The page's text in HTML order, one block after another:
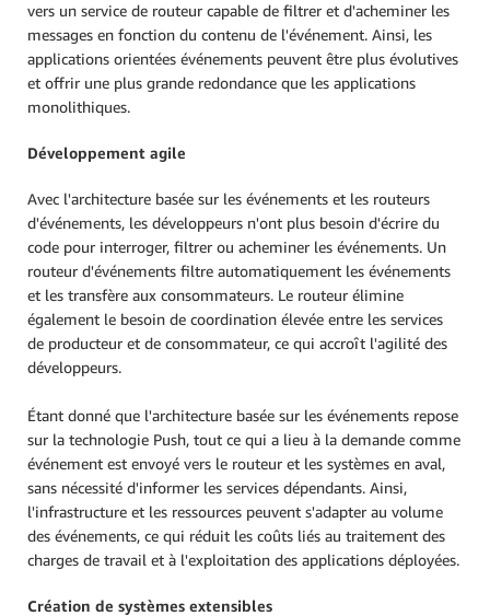
vers un service de routeur capable de filtrer et d'acheminer les
messages en fonction du contenu de l'événement. Ainsi, les
applications orientées événements peuvent être plus évolutives
et offrir une plus grande redondance que les applications
monolithiques.
Développement agile
Avec l'architecture basée sur les événements et les routeurs
d'événements, les développeurs n'ont plus besoin d'écrire du
code pour interroger, filtrer ou acheminer les événements. Un
routeur d'événements filtre automatiquement les événements
et les transfère aux consommateurs. Le routeur élimine
également le besoin de coordination élevée entre les services
de producteur et de consommateur, ce qui accroît l'agilité des
développeurs.
Étant donné que l'architecture basée sur les événements repose
sur la technologie Push, tout ce qui a lieu à la demande comme
événement est envoyé vers le routeur et les systèmes en aval,
sans nécessité d'informer les services dépendants. Ainsi,
l'infrastructure et les ressources peuvent s'adapter au volume
des événements, ce qui réduit les coûts liés au traitement des
charges de travail et à l'exploitation des applications déployées.
Création de systèmes extensibles